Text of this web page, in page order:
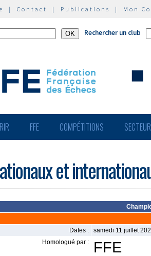
| Contact | Publications | Mon
Rechercher un club
FFE COMPÉTITIONS
et
Dates :
samedi 11 juillet
Homologué par :
FFE